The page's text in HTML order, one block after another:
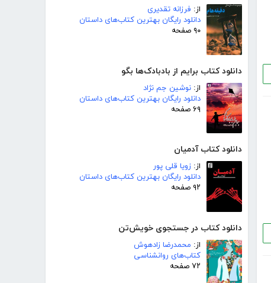
از: فرزانه تقدیری
دانلود رایگان بهترین کتاب‌های داستان
۹۰ صفحه
دانلود کتاب برایم از بادبادک‌ها بگو
از: نوشین جم نژاد
دانلود رایگان بهترین کتاب‌های داستان
۶۹ صفحه
دانلود کتاب آدمیان
از: زویا قلی پور
دانلود رایگان بهترین کتاب‌های داستان
۹۲ صفحه
دانلود کتاب در جستجوی خویش‌تن
از: محمدرضا زادهوش
کتاب‌های روانشناسی
۷۲ صفحه